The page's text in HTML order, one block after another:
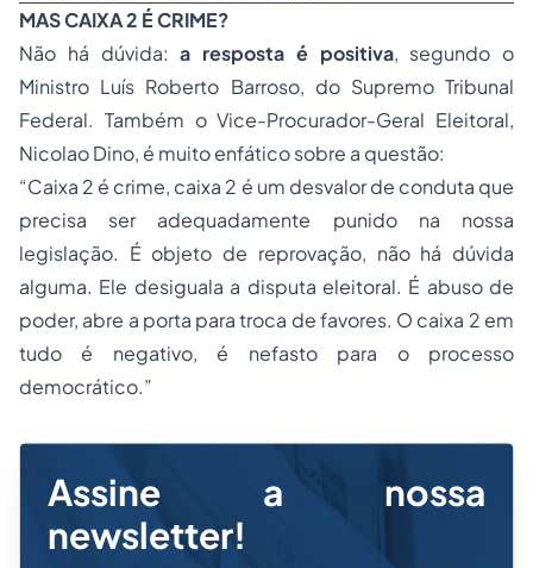
MAS CAIXA 2 É CRIME?
Não há dúvida:a resposta é positiva, segundo o
Ministro Luís Roberto Barroso, do Supremo Tribunal
Federal. Também o Vice-Procurador-Geral Eleitoral,
Nicolao Dino, é muito enfático sobre a questão:
“Caixa 2 é crime, caixa 2 é um desvalor de conduta que
precisa ser adequadamente punido na nossa
legislação. É objeto de reprovação, não há dúvida
alguma. Ele desiguala a disputa eleitoral. É abuso de
poder, abre a porta para troca de favores. O caixa 2 em
tudo é negativo, é nefasto para o processo
democrático.”
Assine a nossa
newsletter!